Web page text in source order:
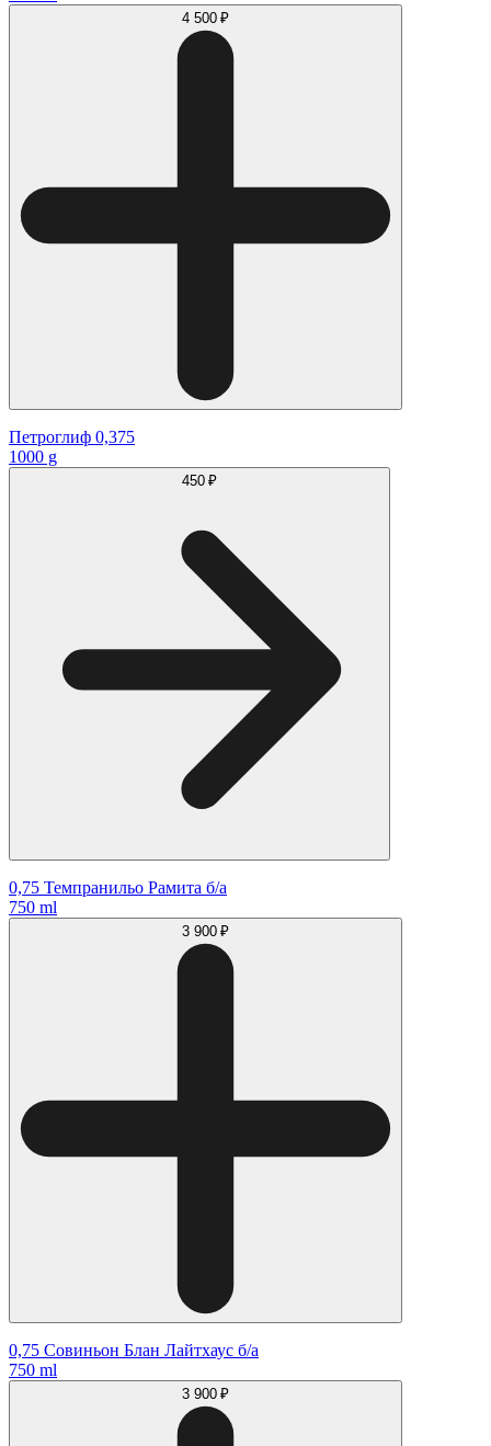
4 500 ₽
Петроглиф 0,375
1000 g
450 ₽
0,75 Темпранильо Рамита б/а
750 ml
3 900 ₽
0,75 Совиньон Блан Лайтхаус б/а
750 ml
3 900 ₽